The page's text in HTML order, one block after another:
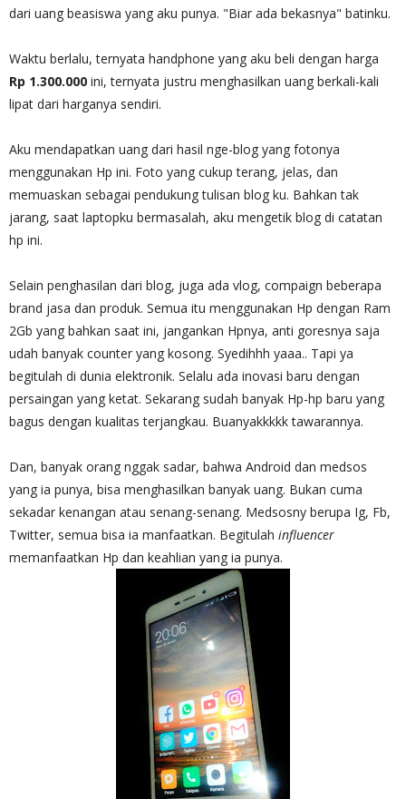
dari uang beasiswa yang aku punya. "Biar ada bekasnya" batinku.
Waktu berlalu, ternyata handphone yang aku beli dengan harga
Rp 1.300.000 ini, ternyata justru menghasilkan uang berkali-kali
lipat dari harganya sendiri.
Aku mendapatkan uang dari hasil nge-blog yang fotonya
menggunakan Hp ini. Foto yang cukup terang, jelas, dan
memuaskan sebagai pendukung tulisan blog ku. Bahkan tak
jarang, saat laptopku bermasalah, aku mengetik blog di catatan
hp ini.
Selain penghasilan dari blog, juga ada vlog, compaign beberapa
brand jasa dan produk. Semua itu menggunakan Hp dengan Ram
2Gb yang bahkan saat ini, jangankan Hpnya, anti goresnya saja
udah banyak counter yang kosong. Syedihhh yaaa.. Tapi ya
begitulah di dunia elektronik. Selalu ada inovasi baru dengan
persaingan yang ketat. Sekarang sudah banyak Hp-hp baru yang
bagus dengan kualitas terjangkau. Buanyakkkkk tawarannya.
Dan, banyak orang nggak sadar, bahwa Android dan medsos
yang ia punya, bisa menghasilkan banyak uang. Bukan cuma
sekadar kenangan atau senang-senang. Medsosny berupa Ig, Fb,
Twitter, semua bisa ia manfaatkan. Begitulah influencer
memanfaatkan Hp dan keahlian yang ia punya.